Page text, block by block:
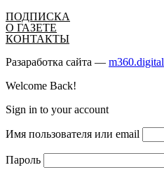
ПОДПИСКА
О ГАЗЕТЕ
КОНТАКТЫ
Разаработка сайта — m360.digital
Welcome Back!
Sign in to your account
Имя пользователя или email
Пароль